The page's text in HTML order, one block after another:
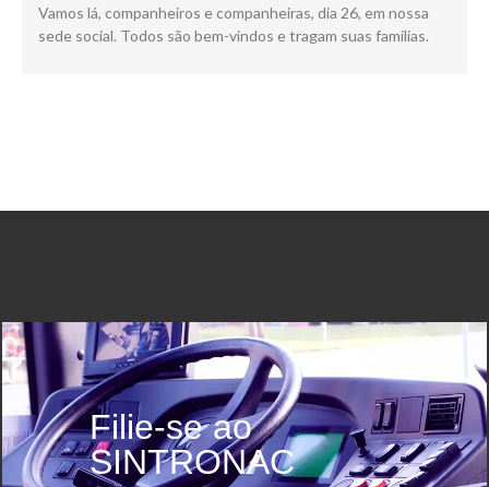
Vamos lá, companheiros e companheiras, dia 26, em nossa
sede social. Todos são bem-vindos e tragam suas famílias.
Filie-se ao
SINTRONAC